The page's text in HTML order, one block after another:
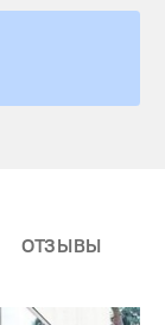
ОТЗЫВЫ